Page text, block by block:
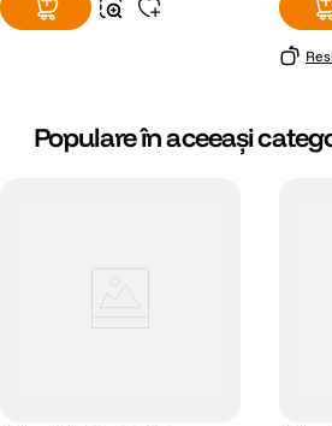
Populare în aceeași